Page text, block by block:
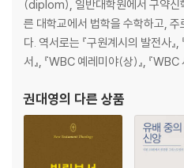
IV. 다윗이 왕으로 통치하다(2:1-
1. 유다 지파가 헤브론에서 다윗을 왕
2. 다윗이 사울 가문의 지지자들에
3. 사울 가문이 이스라엘의 권좌에
4. 이스라엘의 모든 지파가 헤브론
5. 여호와가 다윗에게 복을 베풀다
6. 여호와가 다윗을 심판하다(11:1-
(diplom), 일반대학원에서 구약신
른 대학교에서 법학을 수학하고,
다. 역서로는 『구원계시의 발전사
서』, 『WBC 예레미야(상)』, 『
권대영의 다른 상품